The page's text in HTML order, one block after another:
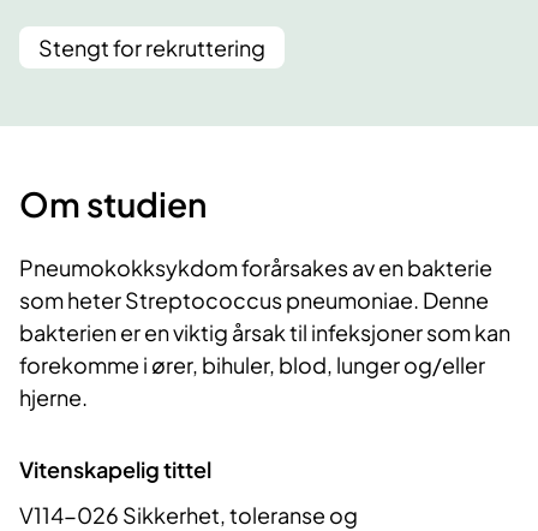
Stengt for rekruttering
Om studien
Pneumokokksykdom forårsakes av en bakterie
som heter Streptococcus pneumoniae. Denne
bakterien er en viktig årsak til infeksjoner som kan
forekomme i ører, bihuler, blod, lunger og/eller
hjerne.
Vitenskapelig tittel
V114-026 Sikkerhet, toleranse og